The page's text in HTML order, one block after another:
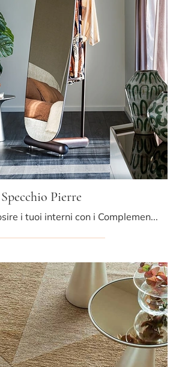
Specchio Pierre
Desideri impreziosire i tuoi interni con i Complementi Cattelan Italia? Ti presentiamo differenti modelli di specchi in legno come Specchio Pierre.